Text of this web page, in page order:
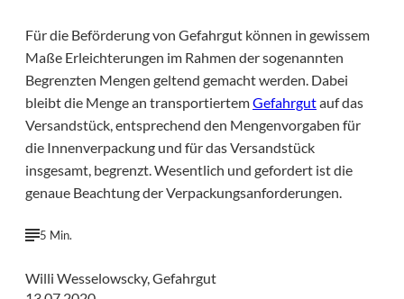
Für die Beförderung von Gefahrgut können in gewissem
Maße Erleichterungen im Rahmen der sogenannten
Begrenzten Mengen geltend gemacht werden. Dabei
bleibt die Menge an transportiertemGefahrgutauf das
Versandstück, entsprechend den Mengenvorgaben für
die Innenverpackung und für das Versandstück
insgesamt, begrenzt. Wesentlich und gefordert ist die
genaue Beachtung der Verpackungsanforderungen.
5 Min.
Willi Wesselowscky, Gefahrgut